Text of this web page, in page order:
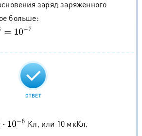
заряд заряженного
больше:
ОТВЕТ
Кл, или 10 мкКл.